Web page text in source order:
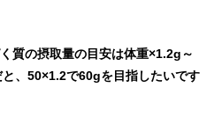
質の摂取量の目安は体重×1.2g～
、50×1.2で60gを目指したいです